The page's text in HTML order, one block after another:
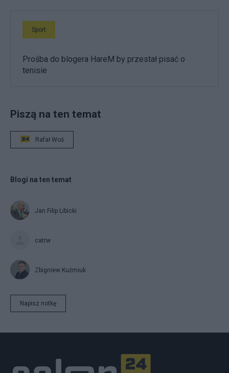
Sport
Prośba do blogera HareM by przestał pisać o
tenisie
Piszą na ten temat
Rafał Woś
Blogi na ten temat
Jan Filip Libicki
catrw
Zbigniew Kuźmiuk
Napisz notkę